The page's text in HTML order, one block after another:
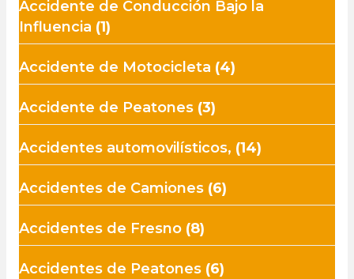
Accidente de Conducción Bajo la
Influencia (1)
Accidente de Motocicleta (4)
Accidente de Peatones (3)
Accidentes automovilísticos, (14)
Accidentes de Camiones (6)
Accidentes de Fresno (8)
Accidentes de Peatones (6)